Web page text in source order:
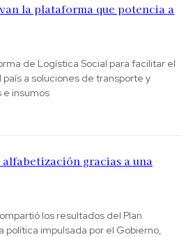
la plataforma que potencia a
de Logística Social para facilitar el
a soluciones de transporte y
e insumos
gracias a una
los resultados del Plan
política impulsada por el Gobierno,